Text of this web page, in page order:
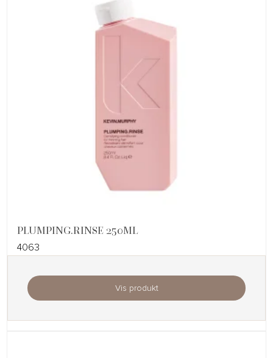
PLUMPING.RINSE 250ML
4063
Vis produkt